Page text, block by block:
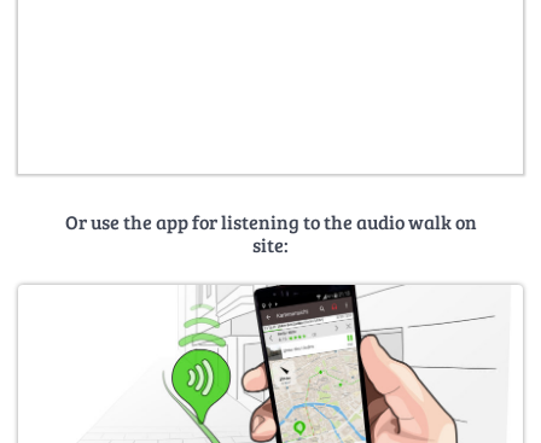
Or use the app for listening to the audio walk on
site: